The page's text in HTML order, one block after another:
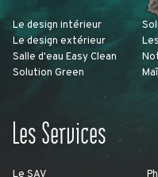
Le design intérieur
Le design extérieur
Salle d'eau Easy Clean
Solution Green
Les Services